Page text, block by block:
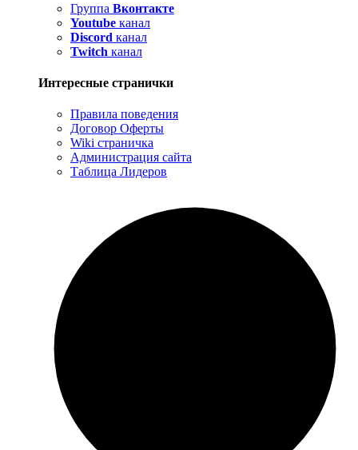
Группа Вконтакте
Youtube канал
Discord канал
Twitch канал
Интересные странички
Правила поведения
Договор Оферты
Wiki страничка
Администрация сайта
Таблица Лидеров